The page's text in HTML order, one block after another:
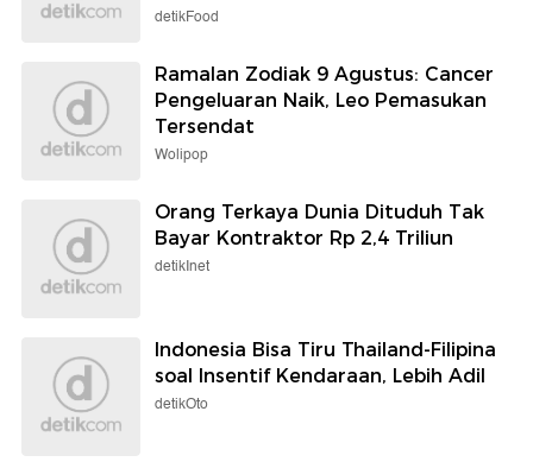
detikFood
Ramalan Zodiak 9 Agustus: Cancer
Pengeluaran Naik, Leo Pemasukan
Tersendat
Wolipop
Orang Terkaya Dunia Dituduh Tak
Bayar Kontraktor Rp 2,4 Triliun
detikInet
Indonesia Bisa Tiru Thailand-Filipina
soal Insentif Kendaraan, Lebih Adil
detikOto